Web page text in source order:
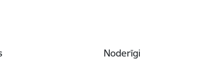
Noderīgi